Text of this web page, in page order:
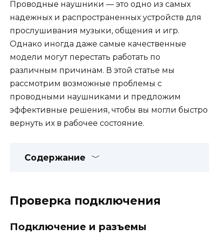
Проводные наушники — это одно из самых
надежных и распространенных устройств для
прослушивания музыки, общения и игр.
Однако иногда даже самые качественные
модели могут перестать работать по
различным причинам. В этой статье мы
рассмотрим возможные проблемы с
проводными наушниками и предложим
эффективные решения, чтобы вы могли быстро
вернуть их в рабочее состояние.
Содержание
Проверка подключения
Подключение и разъемы